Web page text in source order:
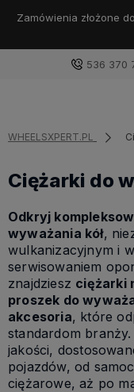
Zamówienia złożone
536 370
WHEELSXPERT.PL
Ciężarki do
Odkryj
wyważania kół,
wulkanizacyjnym i
serwisowaniem
znajdziesz ciężarki
proszek do
akcesoria, które
standardom
jakości,
pojazdów, od
ciężarowe, aż po